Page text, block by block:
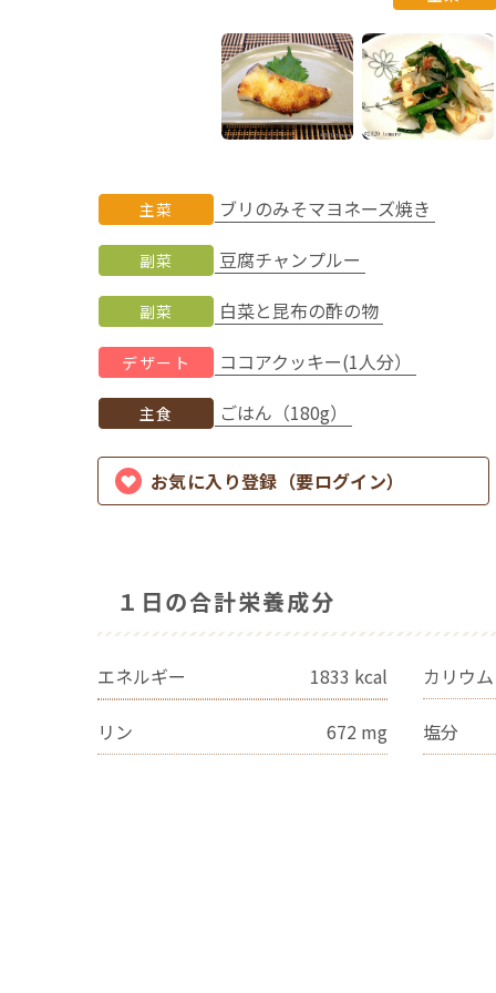
主菜 ブリのみそマヨネーズ焼き
副菜 豆腐チャンプルー
副菜 白菜と昆布の酢の物
デザート ココアクッキー(1人分）
主食 ごはん（180g）
お気に入り登録（要ログイン）
１日の合計栄養成分
エネルギー 1833 kcal カリウム
リン 672 mg 塩分